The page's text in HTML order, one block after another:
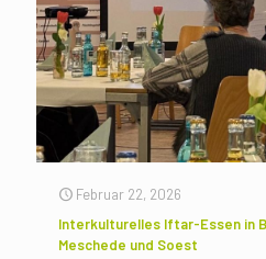
Februar 22, 2026
Interkulturelles Iftar-Essen in
Meschede und Soest